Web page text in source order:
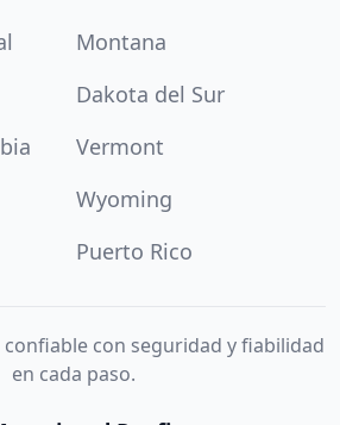
Montana
Dakota del Sur
Vermont
Wyoming
Puerto Rico
con seguridad y fiabilidad
en cada paso.